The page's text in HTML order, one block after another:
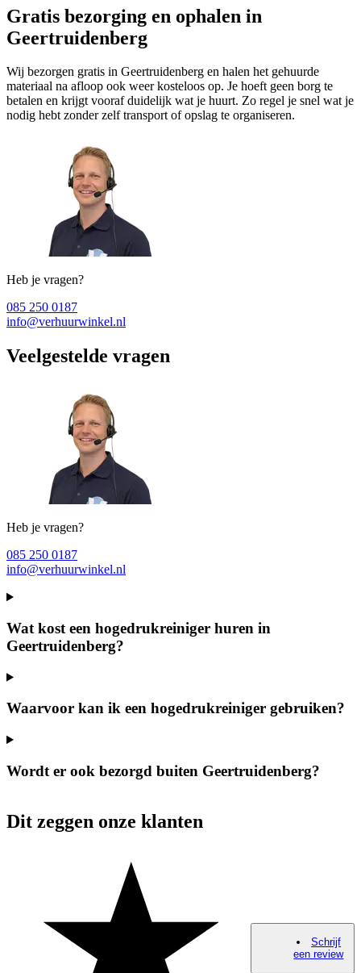
Gratis bezorging en ophalen in
Geertruidenberg
Wij bezorgen gratis in Geertruidenberg en halen het gehuurde
materiaal na afloop ook weer kosteloos op. Je hoeft geen borg te
betalen en krijgt vooraf duidelijk wat je huurt. Zo regel je snel wat je
nodig hebt zonder zelf transport of opslag te organiseren.
Heb je vragen?
085 250 0187
info@verhuurwinkel.nl
Veelgestelde vragen
Heb je vragen?
085 250 0187
info@verhuurwinkel.nl
Wat kost een hogedrukreiniger huren in
Geertruidenberg?
Waarvoor kan ik een hogedrukreiniger gebruiken?
Wordt er ook bezorgd buiten Geertruidenberg?
Dit zeggen onze klanten
Schrijf
een review